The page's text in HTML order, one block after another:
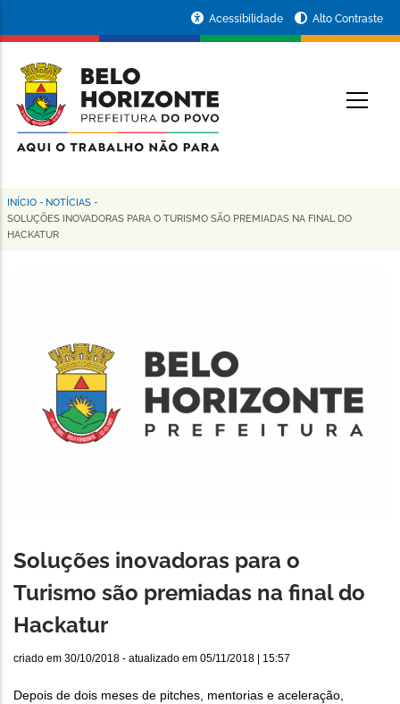
conteúdo
principal
da
Prefeitura
de
Horizonte
Acessibilidade Alto Contraste
Trilha
de
INÍCIO - NOTÍCIAS -
SOLUÇÕES INOVADORAS PARA O TURISMO SÃO PREMIADAS NA FINAL DO
HACKATUR
Soluções inovadoras para o
Turismo são premiadas na final do
Hackatur
criado em 30/10/2018 - atualizado em 05/11/2018 | 15:57
Depois de dois meses de pitches, mentorias e aceleração,